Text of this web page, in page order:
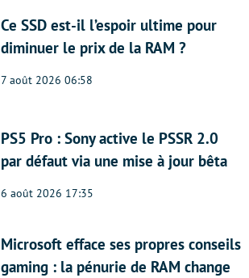
Ce SSD est-il l’espoir ultime pour
diminuer le prix de la RAM ?
7 août 2026 06:58
PS5 Pro : Sony active le PSSR 2.0
par défaut via une mise à jour bêta
6 août 2026 17:35
Microsoft efface ses propres conseils
gaming : la pénurie de RAM change